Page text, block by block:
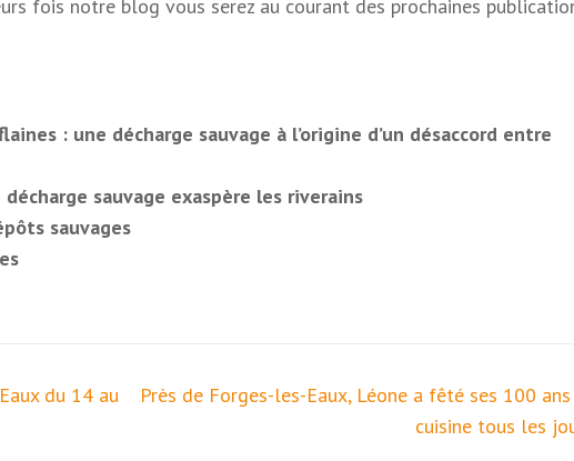
fois notre blog vous serez au courant des prochaines
: une décharge sauvage à l’origine d’un désaccord entre
sauvage exaspère les riverains
sauvages
du 14 au
Près de Forges-les-Eaux, Léone a fêté ses 100
cuisine tous les